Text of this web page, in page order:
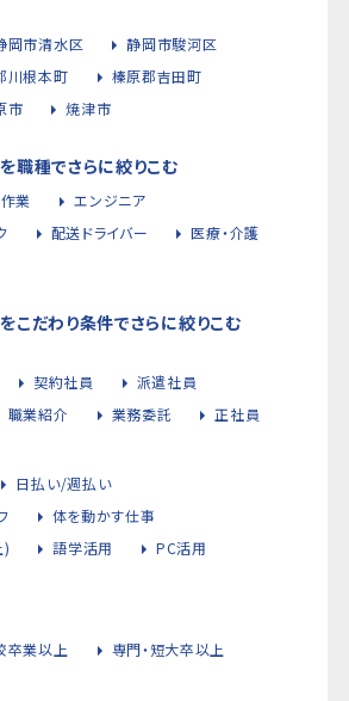
岡市清水区
静岡市駿河区
川根本町
榛原郡吉田町
市 焼津市
職種でさらに絞りこむ
業
エンジニア
配送ドライバー
医療・介護
こだわり条件でさらに絞りこむ
契約社員
派遣社員
職業紹介 業務委託 正社員
日払い/週払い
体を動かす仕事
)
語学活用
PC活用
卒業以上
専門・短大卒以上